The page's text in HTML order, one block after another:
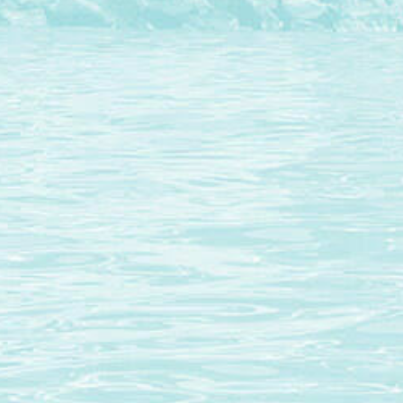
Secrétariat de la Conférence permanente
Auprès de la Fondation Le Corbusier
8-10 square du docteur Blanche
75016 Paris – France
Pour nous contacter
secretariat@lecorbusier-worldheritage.org
Pour en savoir plus
Avec le soutien de